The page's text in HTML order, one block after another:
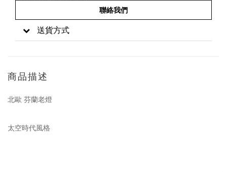
聯絡我們
送貨方式
商品描述
北歐 芬蘭老燈
太空時代風格